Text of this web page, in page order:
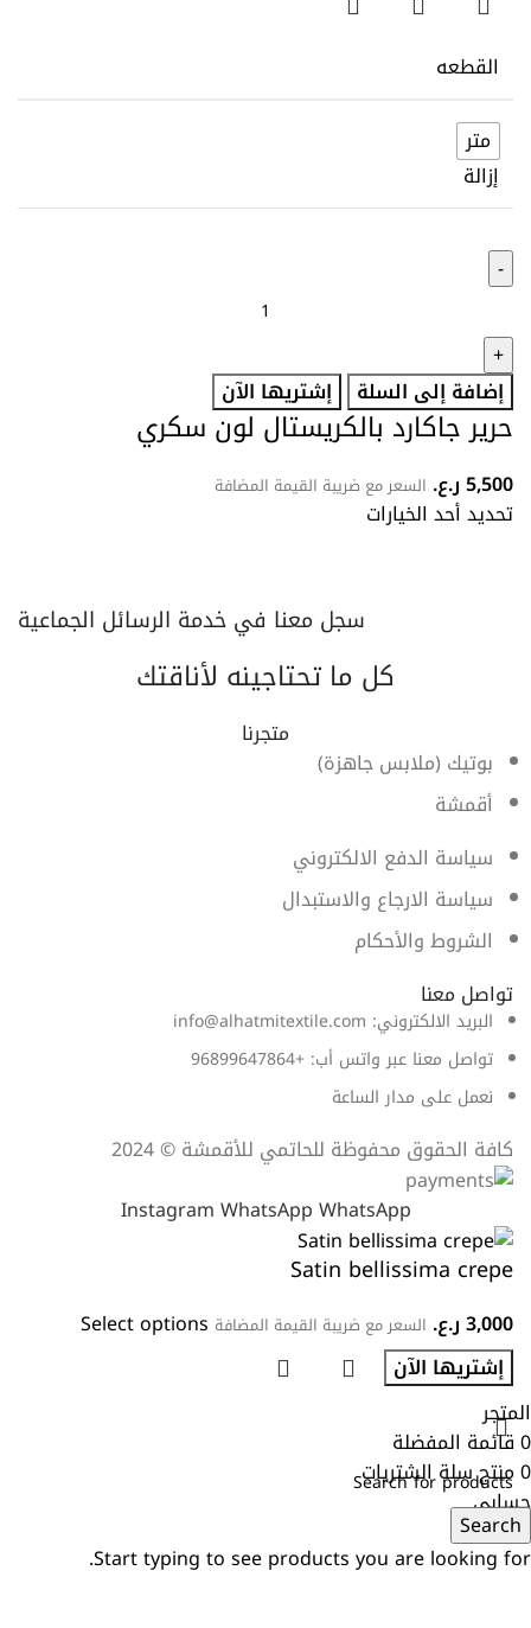
القطعه
متر
إزالة
إضافة إلى السلة إشتريها الآن
حرير جاكارد بالكريستال لون سكري
5,500ر.ع. السعر مع ضريبة القيمة المضافة
تحديد أحد الخيارات
سجل معنا في خدمة الرسائل الجماعية
كل ما تحتاجينه لأناقتك
متجرنا
بوتيك (ملابس جاهزة)
أقمشة
سياسة الدفع الالكتروني
سياسة الارجاع والاستبدال
الشروط والأحكام
تواصل معنا
البريد الالكتروني: info@alhatmitextile.com
تواصل معنا عبر واتس أب: +96899647864
نعمل على مدار الساعة
كافة الحقوق محفوظة للحاتمي للأقمشة © 2024
InstagramWhatsAppWhatsApp
Satin bellissima crepe
3,000ر.ع. السعر مع ضريبة القيمة المضافة Select options
إشتريها الآن
Search
Start typing to see products you are looking for.
المتجر
0قائمة المفضلة
0منتجسلة الشتريات
حسابي